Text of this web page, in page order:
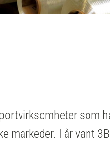
som
markeder. I år vant 3B